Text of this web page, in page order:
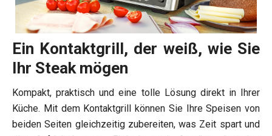
Ein Kontaktgrill, der weiß, wie Sie
Ihr Steak mögen
Kompakt, praktisch und eine tolle Lösung direkt in Ihrer
Küche. Mit dem Kontaktgrill können Sie Ihre Speisen von
beiden Seiten gleichzeitig zubereiten, was Zeit spart und